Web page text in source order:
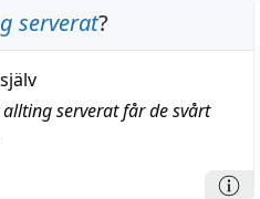
serverat?
serverat får de svårt